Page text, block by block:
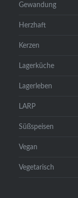
Gewandung
Herzhaft
Kerzen
Lagerküche
Lagerleben
LARP
Süßspeisen
Vegan
Vegetarisch